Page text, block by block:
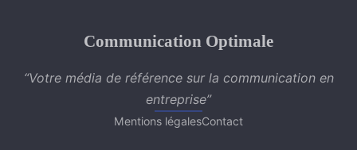
Communication Optimale
“Votre média de référence sur la communication en
entreprise”
Mentions légalesContact